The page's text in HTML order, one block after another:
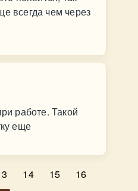
всегда чем через
работе. Такой
еще
14 15
16